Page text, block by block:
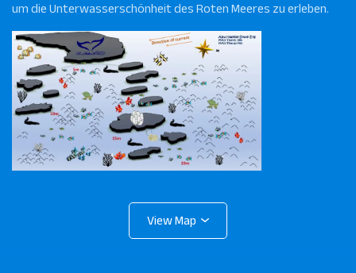
um die Unterwasserschönheit des Roten Meeres zu erleben.